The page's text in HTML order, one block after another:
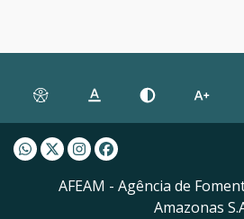
Whatsapp AFEAM
Twitter AFEAM
Instagram AFEAM
Facebook AFEAM
AFEAM - Agência de
Amazonas